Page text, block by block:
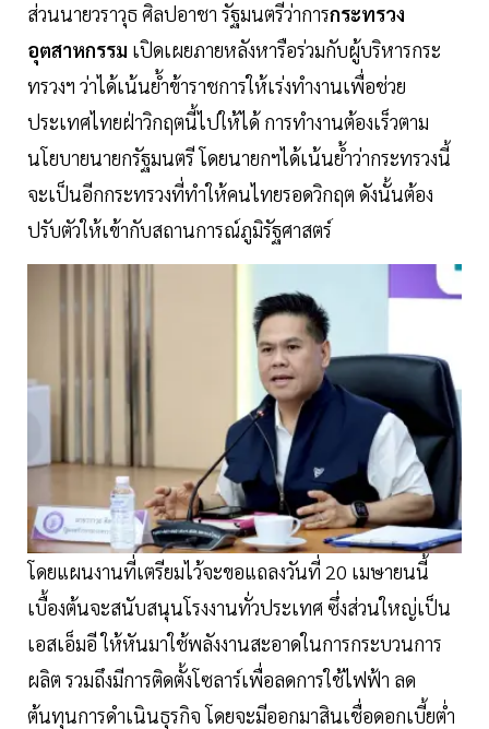
ส่วนนายวราวุธ ศิลปอาชา รัฐมนตรีว่าการกระทรวง
อุตสาหกรรม เปิดเผยภายหลังหารือร่วมกับผู้บริหารกระ
ทรวงฯ ว่าได้เน้นย้ำข้าราชการให้เร่งทำงานเพื่อช่วย
ประเทศไทยฝ่าวิกฤตนี้ไปให้ได้ การทำงานต้องเร็วตาม
นโยบายนายกรัฐมนตรี โดยนายกฯได้เน้นย้ำว่ากระทรวงนี้
จะเป็นอีกกระทรวงที่ทำให้คนไทยรอดวิกฤต ดังนั้นต้อง
ปรับตัวให้เข้ากับสถานการณ์ภูมิรัฐศาสตร์
โดยแผนงานที่เตรียมไว้จะขอแถลงวันที่ 20 เมษายนนี้
เบื้องต้นจะสนับสนุนโรงงานทั่วประเทศ ซึ่งส่วนใหญ่เป็น
เอสเอ็มอี ให้หันมาใช้พลังงานสะอาดในการกระบวนการ
ผลิต รวมถึงมีการติดตั้งโซลาร์เพื่อลดการใช้ไฟฟ้า ลด
ต้นทุนการดำเนินธุรกิจ โดยจะมีออกมาสินเชื่อดอกเบี้ยต่ำ